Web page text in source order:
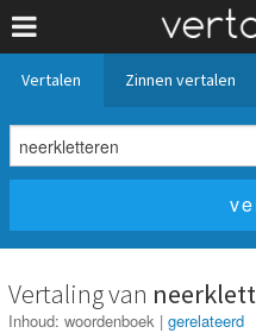
Vertalen Zinnen vertalen
Vertaling van
Inhoud: woordenboek | gerelateerd